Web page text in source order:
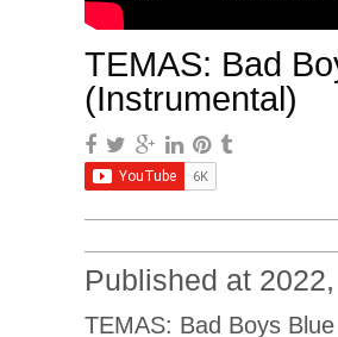
TEMAS: Bad
(Instrumental)
Published at
TEMAS: Bad Boys